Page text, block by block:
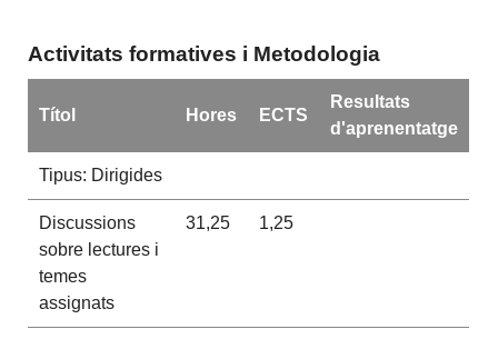
Activitats formatives i Metodologia
Títol Hores ECTS
Resultats
d'aprenentatge
Tipus: Dirigides
Discussions
sobre lectures i
temes
assignats
31,25 1,25